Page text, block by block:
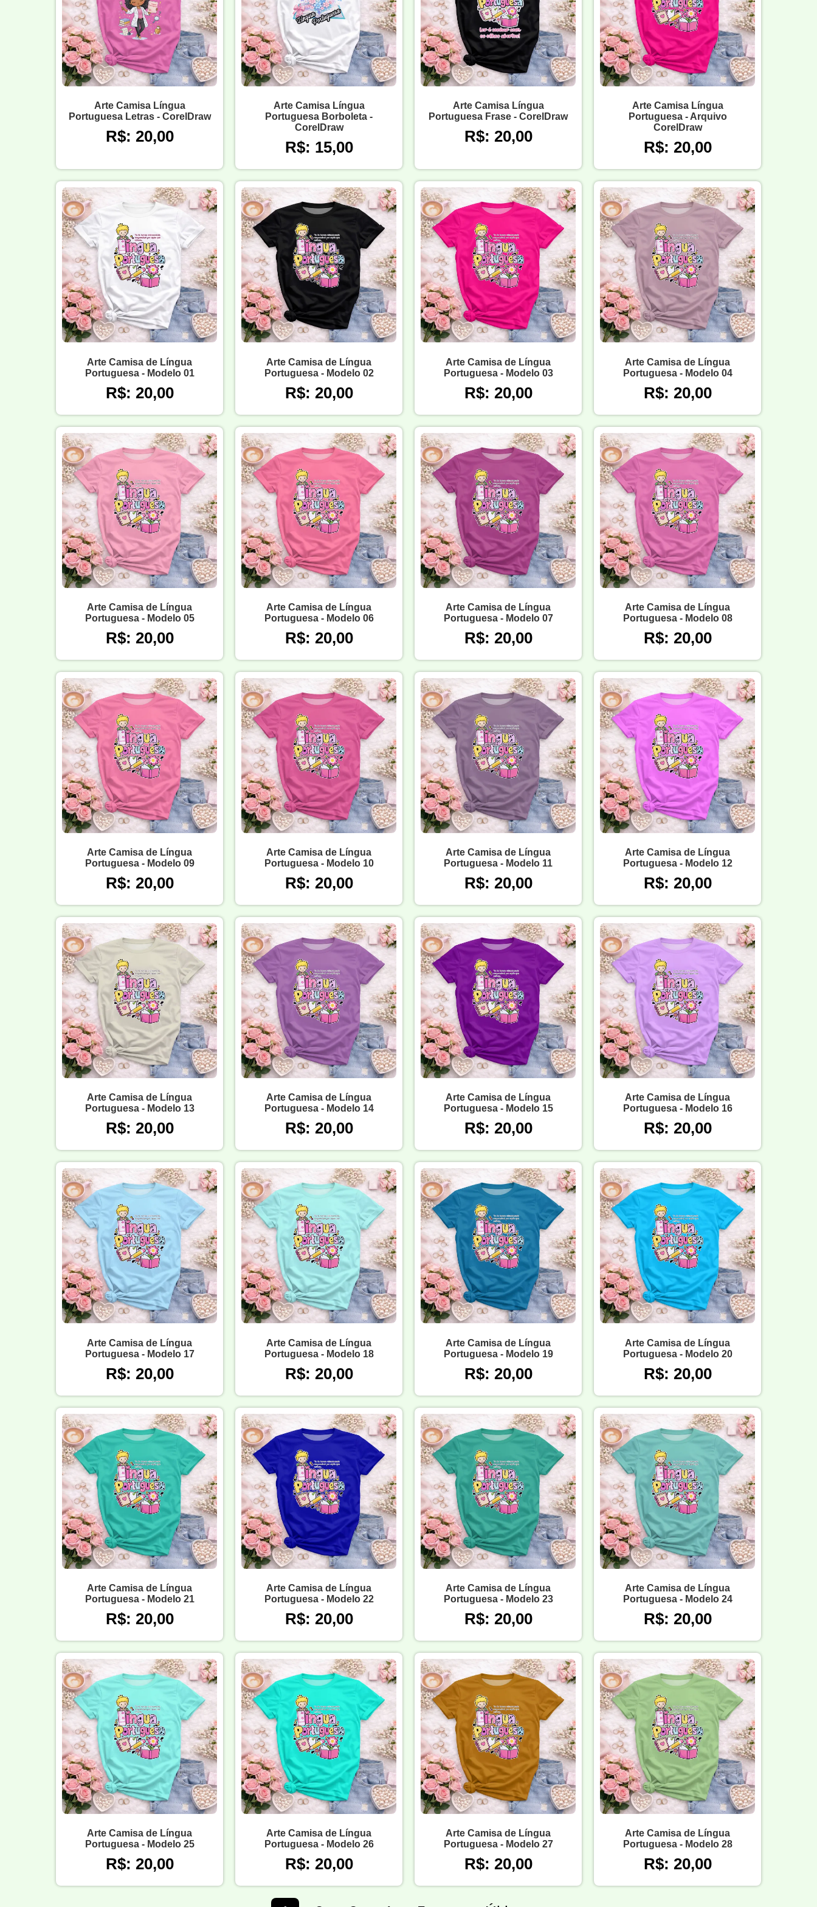
Arte Camisa Língua
Portuguesa Letras - CorelDraw
R$: 20,00
Arte Camisa Língua
Portuguesa Borboleta -
CorelDraw
R$: 15,00
Arte Camisa Língua
Portuguesa Frase - CorelDraw
R$: 20,00
Arte Camisa Língua
Portuguesa - Arquivo
CorelDraw
R$: 20,00
Arte Camisa de Língua
Portuguesa - Modelo 01
R$: 20,00
Arte Camisa de Língua
Portuguesa - Modelo 02
R$: 20,00
Arte Camisa de Língua
Portuguesa - Modelo 03
R$: 20,00
Arte Camisa de Língua
Portuguesa - Modelo 04
R$: 20,00
Arte Camisa de Língua
Portuguesa - Modelo 05
R$: 20,00
Arte Camisa de Língua
Portuguesa - Modelo 06
R$: 20,00
Arte Camisa de Língua
Portuguesa - Modelo 07
R$: 20,00
Arte Camisa de Língua
Portuguesa - Modelo 08
R$: 20,00
Arte Camisa de Língua
Portuguesa - Modelo 09
R$: 20,00
Arte Camisa de Língua
Portuguesa - Modelo 10
R$: 20,00
Arte Camisa de Língua
Portuguesa - Modelo 11
R$: 20,00
Arte Camisa de Língua
Portuguesa - Modelo 12
R$: 20,00
Arte Camisa de Língua
Portuguesa - Modelo 13
R$: 20,00
Arte Camisa de Língua
Portuguesa - Modelo 14
R$: 20,00
Arte Camisa de Língua
Portuguesa - Modelo 15
R$: 20,00
Arte Camisa de Língua
Portuguesa - Modelo 16
R$: 20,00
Arte Camisa de Língua
Portuguesa - Modelo 17
R$: 20,00
Arte Camisa de Língua
Portuguesa - Modelo 18
R$: 20,00
Arte Camisa de Língua
Portuguesa - Modelo 19
R$: 20,00
Arte Camisa de Língua
Portuguesa - Modelo 20
R$: 20,00
Arte Camisa de Língua
Portuguesa - Modelo 21
R$: 20,00
Arte Camisa de Língua
Portuguesa - Modelo 22
R$: 20,00
Arte Camisa de Língua
Portuguesa - Modelo 23
R$: 20,00
Arte Camisa de Língua
Portuguesa - Modelo 24
R$: 20,00
Arte Camisa de Língua
Portuguesa - Modelo 25
R$: 20,00
Arte Camisa de Língua
Portuguesa - Modelo 26
R$: 20,00
Arte Camisa de Língua
Portuguesa - Modelo 27
R$: 20,00
Arte Camisa de Língua
Portuguesa - Modelo 28
R$: 20,00